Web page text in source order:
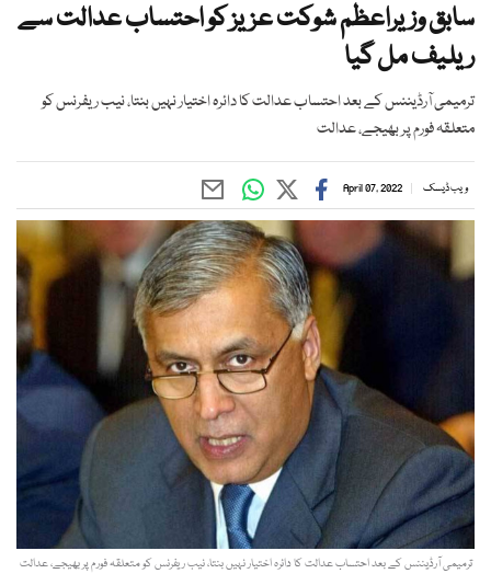
سابق وزیراعظم شوکت عزیز کو احتساب عدالت سے
ریلیف مل گیا
ترمیمی آرڈیننس کے بعد احتساب عدالت کا دائرہ اختیار نہیں بنتا، نیب ریفرنس کو
متعلقہ فورم پر بھیجے، عدالت
ویب ڈیسک April 07, 2022
ترمیمی آرڈیننس کے بعد احتساب عدالت کا دائرہ اختیار نہیں بنتا، نیب ریفرنس کو متعلقہ فورم پر بھیجے، عدالت